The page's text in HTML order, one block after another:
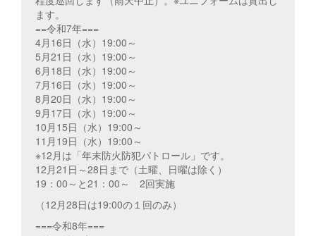
ます。
==令和7年===
4月16日（水）19:00～
5月21日（水）19:00～
6月18日（水）19:00～
7月16日（水）19:00～
8月20日（水）19:00～
9月17日（水）19:00～
10月15日（水）19:00～
11月19日（水）19:00～
※12月は「年末防火防犯パトロール」です。
12月21日～28日まで（土曜、日曜は除く）
19：00～と21：00～ 2回実施
（12月28日は19:00の１回のみ）
===令和8年===